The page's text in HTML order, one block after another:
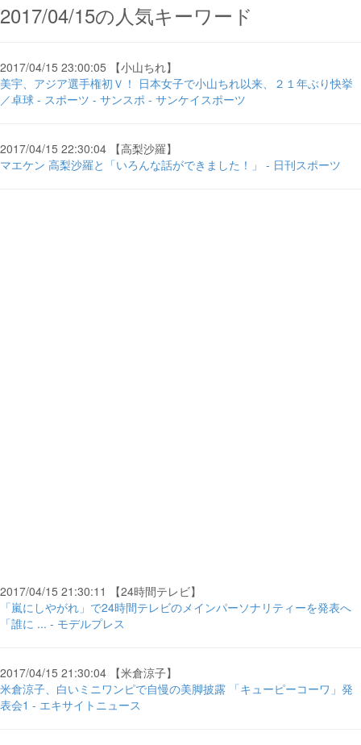
2017/04/15の人気キーワード
2017/04/15 23:00:05 【小山ちれ】
美宇、アジア選手権初Ｖ！ 日本女子で小山ちれ以来、２１年ぶり快挙
／卓球 - スポーツ - サンスポ - サンケイスポーツ
2017/04/15 22:30:04 【高梨沙羅】
マエケン 高梨沙羅と「いろんな話ができました！」 - 日刊スポーツ
2017/04/15 21:30:11 【24時間テレビ】
「嵐にしやがれ」で24時間テレビのメインパーソナリティーを発表へ
「誰に ... - モデルプレス
2017/04/15 21:30:04 【米倉涼子】
米倉涼子、白いミニワンピで自慢の美脚披露 「キューピーコーワ」発
表会1 - エキサイトニュース